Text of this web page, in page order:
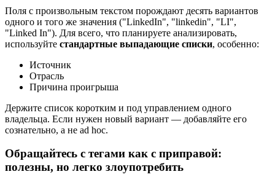
Поля с произвольным текстом порождают десять вариантов
одного и того же значения ("LinkedIn", "linkedin", "LI",
"Linked In"). Для всего, что планируете анализировать,
используйте стандартные выпадающие списки, особенно:
Источник
Отрасль
Причина проигрыша
Держите список коротким и под управлением одного
владельца. Если нужен новый вариант — добавляйте его
сознательно, а не ad hoc.
Обращайтесь с тегами как с приправой:
полезны, но легко злоупотребить